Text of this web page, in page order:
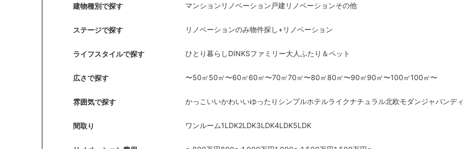
建物種別で探す マンションリノベーション 戸建リノベーションその他
ステージで探す リノベーションのみ物件探し+リノベーション
ライフスタイルで探す ひとり暮らしDINKSファミリー大人ふたり ＆ペット
広さで探す 〜50㎡50㎡〜60㎡60㎡〜70㎡70㎡〜80㎡80㎡〜90㎡90㎡〜100㎡100㎡〜
雰囲気で探す かっこいいかわいいゆったり シンプルホテルライクナチュラル北欧モダンジャパンディ
間取り ワンルーム1LDK2LDK3LDK4LDK5LDK